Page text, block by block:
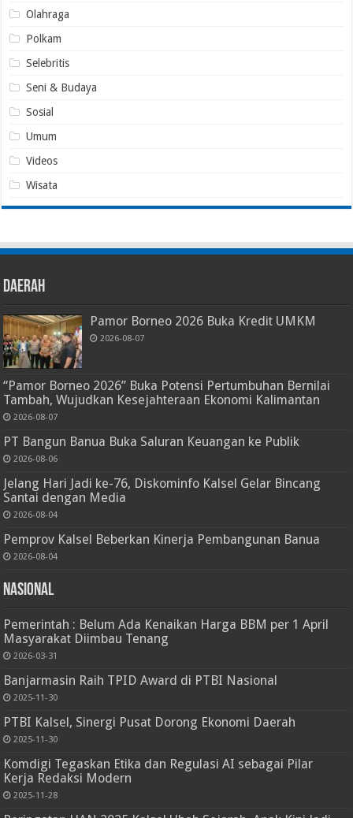
Olahraga
Polkam
Selebritis
Seni & Budaya
Sosial
Umum
Videos
Wisata
Daerah
Pamor Borneo 2026 Buka Kredit UMKM
2026-08-07
“Pamor Borneo 2026” Buka Potensi Pertumbuhan Bernilai
Tambah, Wujudkan Kesejahteraan Ekonomi Kalimantan
2026-08-07
PT Bangun Banua Buka Saluran Keuangan ke Publik
2026-08-06
Jelang Hari Jadi ke-76, Diskominfo Kalsel Gelar Bincang
Santai dengan Media
2026-08-04
Pemprov Kalsel Beberkan Kinerja Pembangunan Banua
2026-08-04
Nasional
Pemerintah : Belum Ada Kenaikan Harga BBM per 1 April
Masyarakat Diimbau Tenang
2026-03-31
Banjarmasin Raih TPID Award di PTBI Nasional
2025-11-30
PTBI Kalsel, Sinergi Pusat Dorong Ekonomi Daerah
2025-11-30
Komdigi Tegaskan Etika dan Regulasi AI sebagai Pilar
Kerja Redaksi Modern
2025-11-28